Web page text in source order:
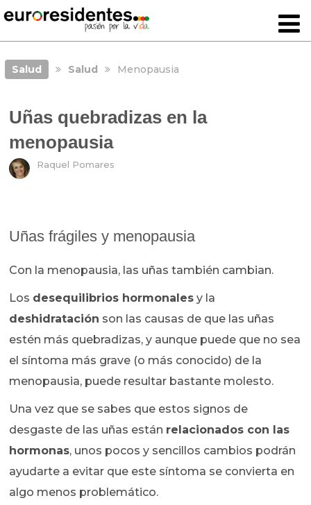
Salud Salud Menopausia
Uñas quebradizas en la
menopausia
Raquel Pomares
Uñas frágiles y menopausia
Con la menopausia, las uñas también cambian.
Los desequilibrios hormonales y la
deshidratación son las causas de que las uñas
estén más quebradizas, y aunque puede que no sea
el síntoma más grave (o más conocido) de la
menopausia, puede resultar bastante molesto.
Una vez que se sabes que estos signos de
desgaste de las uñas están relacionados con las
hormonas, unos pocos y sencillos cambios podrán
ayudarte a evitar que este síntoma se convierta en
algo menos problemático.